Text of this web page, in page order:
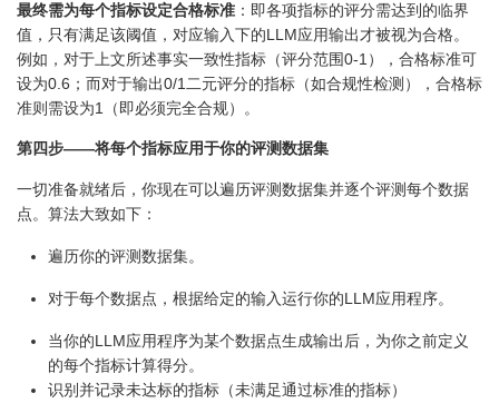
最终需为每个指标设定合格标准 ：即各项指标的评分需达到的临界
值，只有满足该阈值，对应输入下的LLM应用输出才被视为合格。
例如，对于上文所述事实一致性指标（评分范围0-1），合格标准可
设为0.6；而对于输出0/1二元评分的指标（如合规性检测），合格标
准则需设为1（即必须完全合规）。
第四步——将每个指标应用于你的评测数据集
一切准备就绪后，你现在可以遍历评测数据集并逐个评测每个数据
点。算法大致如下：
遍历你的评测数据集。
对于每个数据点，根据给定的输入运行你的LLM应用程序。
当你的LLM应用程序为某个数据点生成输出后，为你之前定义
的每个指标计算得分。
识别并记录未达标的指标（未满足通过标准的指标）